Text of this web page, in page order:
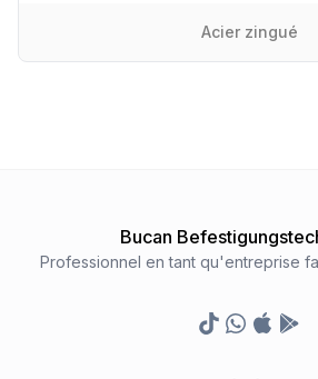
Acier zingué
Bucan
Professionnel en tant qu'entreprise
TikTokWhatsapp
Appstore